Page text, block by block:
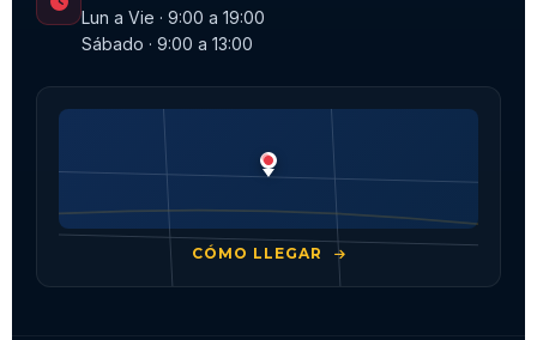
Lun a Vie · 9:00 a 19:00
Sábado · 9:00 a 13:00
CÓMO LLEGAR